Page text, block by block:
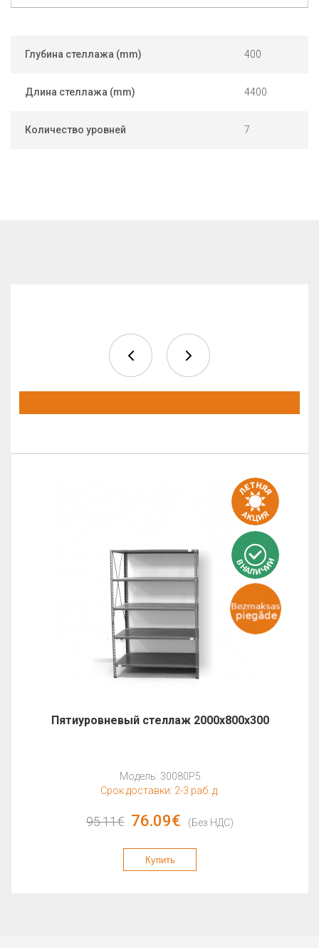
Глубина стеллажа (mm) 400
Длина стеллажа (mm) 4400
Количество уровней 7
Пятиуровневый стеллаж 2000x800x300
Модель: 30080P5
Срок доставки: 2-3 раб. д.
95.11€ 76.09€ (Без НДС)
Купить